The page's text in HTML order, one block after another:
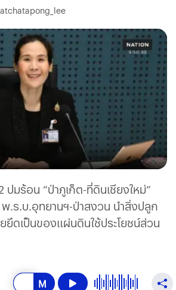
มร้อน “ป่าภูเก็ต-ที่ดินเชียงใหม่”
.ร.บ.อุทยานฯ-ป่าสงวน นำสิ่งปลูก
ยึดเป็นของแผ่นดินใช้ประโยชน์ส่วน